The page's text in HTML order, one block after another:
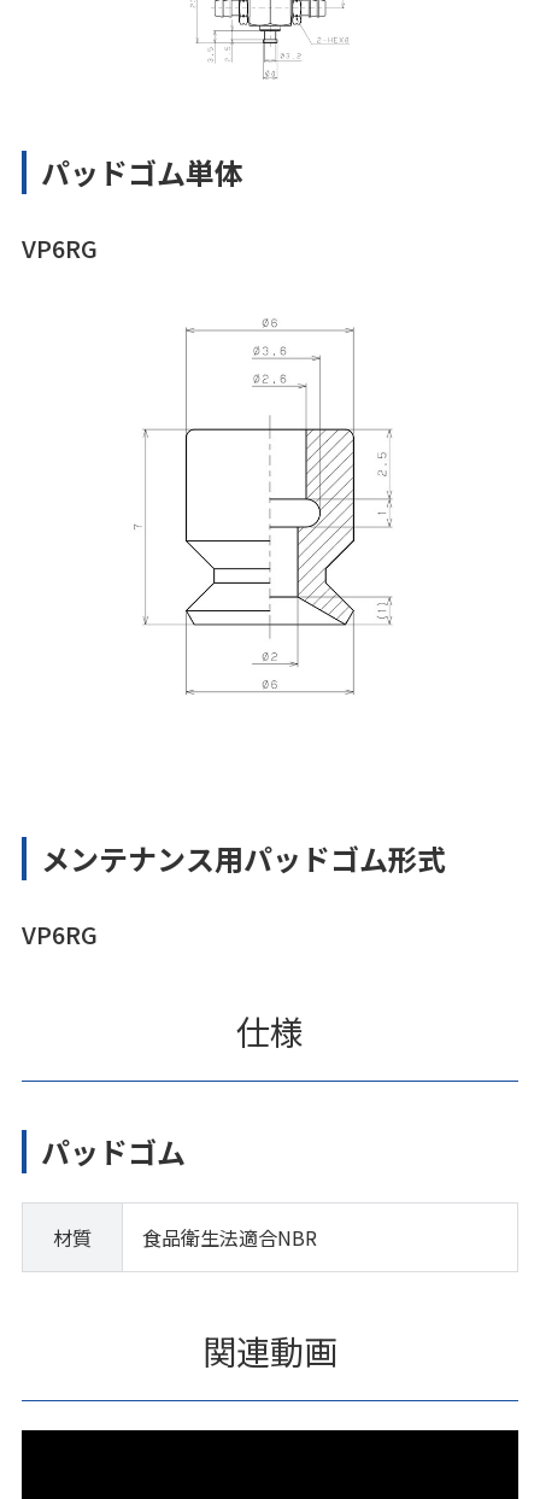
パッドゴム単体
VP6RG
メンテナンス用パッドゴム形式
VP6RG
仕様
パッドゴム
材質 食品衛生法適合NBR
関連動画